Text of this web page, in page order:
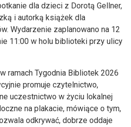
dla dzieci z Dorotą Gellner,
i autorką książek dla
Wydarzenie zaplanowano na 12
11:00 w holu biblioteki przy ulicy
ramach Tygodnia Bibliotek 2026
promuje czytelnictwo,
uczestnictwo w życiu lokalnej
na plakacie, mówiące o tym,
odkrywać, dobrze oddaje